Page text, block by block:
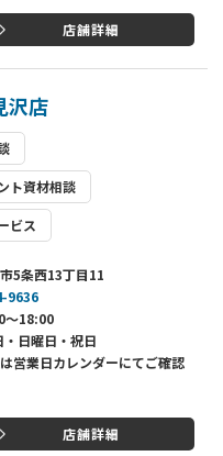
店舗詳細
沢店
ト資材相談
ビス
5条西13丁目11
9636
～18:00
日曜日・祝日
営業日カレンダーにてご確認
店舗詳細